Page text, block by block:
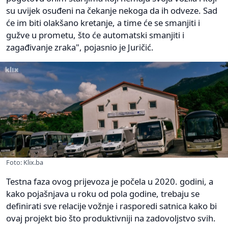
su uvijek osuđeni na čekanje nekoga da ih odveze. Sad
će im biti olakšano kretanje, a time će se smanjiti i
gužve u prometu, što će automatski smanjiti i
zagađivanje zraka", pojasnio je Juričić.
Foto: Klix.ba
Testna faza ovog prijevoza je počela u 2020. godini, a
kako pojašnjava u roku od pola godine, trebaju se
definirati sve relacije vožnje i rasporedi satnica kako bi
ovaj projekt bio što produktivniji na zadovoljstvo svih.